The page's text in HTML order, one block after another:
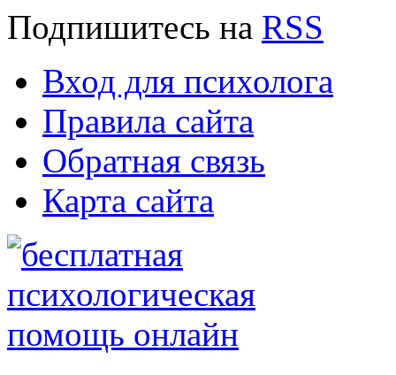
Подпишитесь на RSS
Вход для психолога
Правила сайта
Обратная связь
Карта сайта